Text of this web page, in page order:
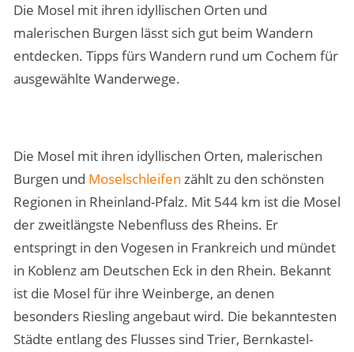
Die Mosel mit ihren idyllischen Orten und
malerischen Burgen lässt sich gut beim Wandern
entdecken. Tipps fürs Wandern rund um Cochem für
ausgewählte Wanderwege.
Die Mosel mit ihren idyllischen Orten, malerischen
Burgen und Moselschleifen zählt zu den schönsten
Regionen in Rheinland-Pfalz. Mit 544 km ist die Mosel
der zweitlängste Nebenfluss des Rheins. Er
entspringt in den Vogesen in Frankreich und mündet
in Koblenz am Deutschen Eck in den Rhein. Bekannt
ist die Mosel für ihre Weinberge, an denen
besonders Riesling angebaut wird. Die bekanntesten
Städte entlang des Flusses sind Trier, Bernkastel-